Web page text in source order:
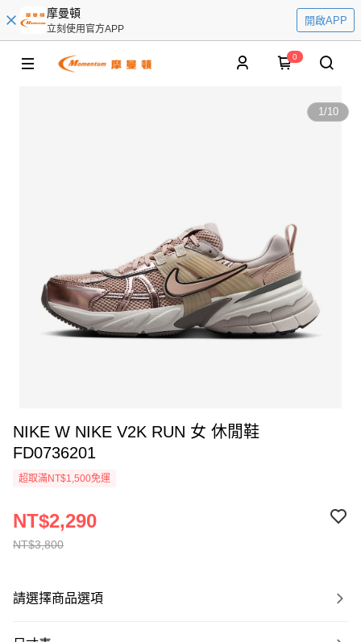
摩曼頓
立刻使用官方APP
開啟APP
0
1/10
NIKE W NIKE V2K RUN 女 休閒鞋
FD0736201
超取滿NT$1,500免運
NT$3,800
NT$2,290
請選擇商品選項